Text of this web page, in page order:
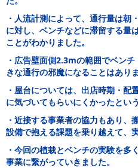
・人流計測によって、通行量は朝
に対し、ベンチなどに滞留する量
ことがわかりました。
・広告壁面側2.3mの範囲でベン
きな通行の邪魔になることはあり
・屋台については、出店時期・配
に気づいてもらいにくかったとい
・近接する事業者の協力もあり、
設備で抱える課題を乗り越えて、
・今回の植栽とベンチの実験を多
事業に繋がっていきました。